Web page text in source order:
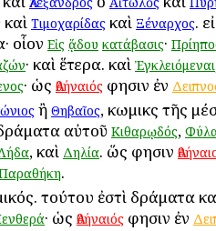
καὶ Τιμοχαρίδας καὶ Ξέναρχος.
οἷον Εἰς ᾅδου κατάβασις·
· καὶ ἕτερα. καὶ Ἐγκλειόμεναι
· ὡς Ἀθήναιός φησιν ἐν
ἢ Θηβαῖος, κωμικὸς τῆς
αὐτοῦ Κιθαρῳδός,
, καὶ Δηλία. ὥς φησιν
.
τούτου ἐστὶ δράματα
· ὡς Ἀθήναιός φησιν ἐν